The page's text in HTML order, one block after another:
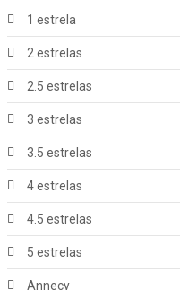
1 estrela
2 estrelas
2.5 estrelas
3 estrelas
3.5 estrelas
4 estrelas
4.5 estrelas
5 estrelas
Annecy